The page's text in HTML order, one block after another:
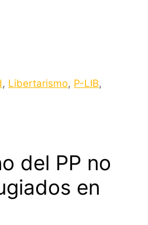
, Libertarismo, P-LIB,
del PP no
en